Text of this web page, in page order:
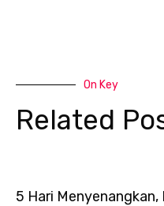
On Key
Related
5 Hari Menyenangkan,